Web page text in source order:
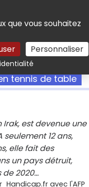
que vous souhaitez
Personnaliser
Rechercher
tennis de table
est devenue une
12 ans,
elle fait des
un pays détruit,
2020...
Handicap.fr avec l'AFP